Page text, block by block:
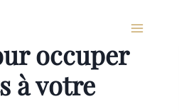
occuper
à votre